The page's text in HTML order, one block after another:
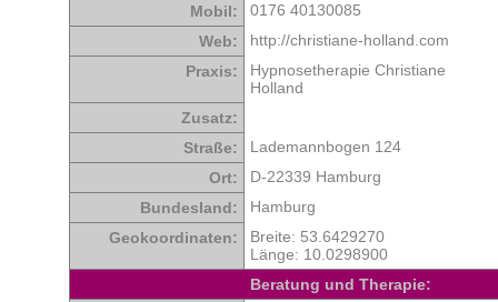
Mobil:
0176 40130085
Web:
http://christiane-holland.com
Praxis:
Hypnosetherapie Christiane
Holland
Zusatz:
Straße:
Lademannbogen 124
Ort:
D-22339 Hamburg
Bundesland:
Hamburg
Geokoordinaten:
Breite: 53.6429270
Länge: 10.0298900
Beratung und Therapie: